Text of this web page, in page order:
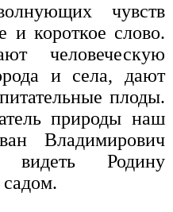
чувств
и короткое слово.
человеческую
и села, дают
плоды.
природы наш
Владимирович
Родину